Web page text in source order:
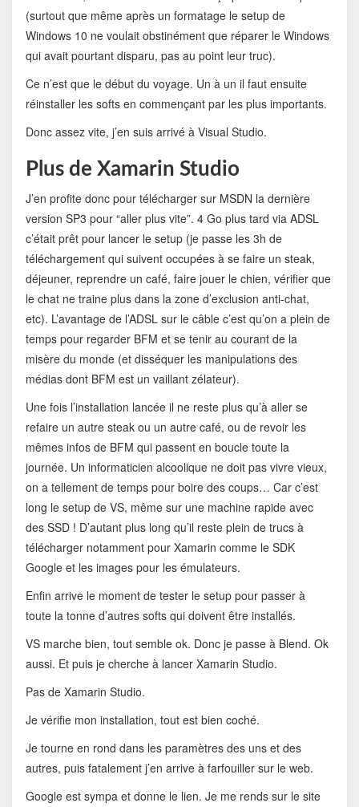
(surtout que même après un formatage le setup de
Windows 10 ne voulait obstinément que réparer le Windows
qui avait pourtant disparu, pas au point leur truc).
Ce n’est que le début du voyage. Un à un il faut ensuite
réinstaller les softs en commençant par les plus importants.
Donc assez vite, j’en suis arrivé à Visual Studio.
Plus de Xamarin Studio
J’en profite donc pour télécharger sur MSDN la dernière
version SP3 pour “aller plus vite”. 4 Go plus tard via ADSL
c’était prêt pour lancer le setup (je passe les 3h de
téléchargement qui suivent occupées à se faire un steak,
déjeuner, reprendre un café, faire jouer le chien, vérifier que
le chat ne traine plus dans la zone d’exclusion anti-chat,
etc). L’avantage de l’ADSL sur le câble c’est qu’on a plein de
temps pour regarder BFM et se tenir au courant de la
misère du monde (et disséquer les manipulations des
médias dont BFM est un vaillant zélateur).
Une fois l’installation lancée il ne reste plus qu’à aller se
refaire un autre steak ou un autre café, ou de revoir les
mêmes infos de BFM qui passent en boucle toute la
journée. Un informaticien alcoolique ne doit pas vivre vieux,
on a tellement de temps pour boire des coups… Car c’est
long le setup de VS, même sur une machine rapide avec
des SSD ! D’autant plus long qu’il reste plein de trucs à
télécharger notamment pour Xamarin comme le SDK
Google et les images pour les émulateurs.
Enfin arrive le moment de tester le setup pour passer à
toute la tonne d’autres softs qui doivent être installés.
VS marche bien, tout semble ok. Donc je passe à Blend. Ok
aussi. Et puis je cherche à lancer Xamarin Studio.
Pas de Xamarin Studio.
Je vérifie mon installation, tout est bien coché.
Je tourne en rond dans les paramètres des uns et des
autres, puis fatalement j’en arrive à farfouiller sur le web.
Google est sympa et donne le lien. Je me rends sur le site